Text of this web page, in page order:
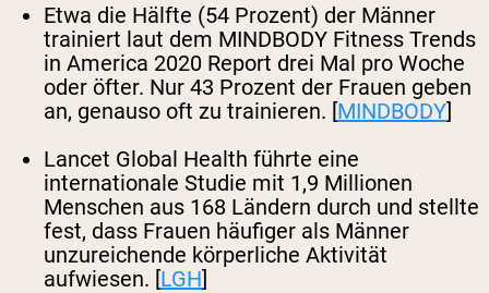
Etwa die Hälfte (54 Prozent) der Männer
trainiert laut dem MINDBODY Fitness Trends
in America 2020 Report drei Mal pro Woche
oder öfter. Nur 43 Prozent der Frauen geben
an, genauso oft zu trainieren. [MINDBODY]
Lancet Global Health führte eine
internationale Studie mit 1,9 Millionen
Menschen aus 168 Ländern durch und stellte
fest, dass Frauen häufiger als Männer
unzureichende körperliche Aktivität
aufwiesen. [LGH]